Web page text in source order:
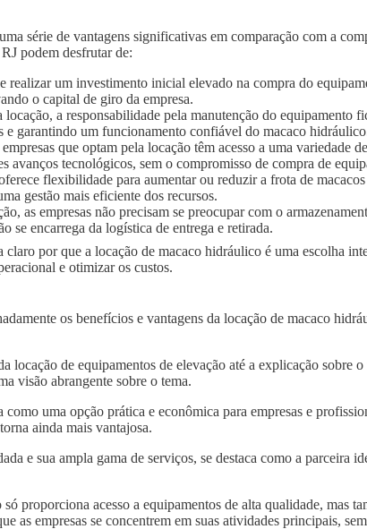
série de vantagens significativas em comparação com a
podem desfrutar de:
realizar um investimento inicial elevado na compra do
o capital de giro da empresa.
locação, a responsabilidade pela manutenção do equipamento
e garantindo um funcionamento confiável do macaco
que optam pela locação têm acesso a uma variedade
avanços tecnológicos, sem o compromisso de compra de
flexibilidade para aumentar ou reduzir a frota de
gestão mais eficiente dos recursos.
as empresas não precisam se preocupar com o
se encarrega da logística de entrega e retirada.
claro por que a locação de macaco hidráulico é uma escolha
e otimizar os custos.
os benefícios e vantagens da locação de macaco
locação de equipamentos de elevação até a explicação sobre
visão abrangente sobre o tema.
uma opção prática e econômica para empresas e
ainda mais vantajosa.
e sua ampla gama de serviços, se destaca como a parceira
proporciona acesso a equipamentos de alta qualidade, mas
as empresas se concentrem em suas atividades principais,